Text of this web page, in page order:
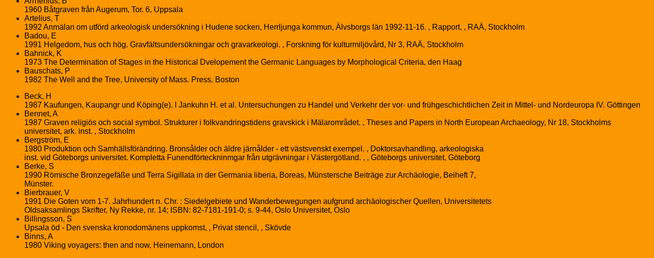
1960 Båtgraven från Augerum, Tor. 6, Uppsala
Artelius, T
1992 Anmälan om utförd arkeologisk undersökning i Hudene socken, Herrljunga kommun, Älvsborgs län 1992-11-16. , Rapport, , RAÄ, Stockholm
Badou, E
1991 Helgedom, hus och hög. Gravfältsundersökningar och gravarkeologi. , Forskning för kulturmiljövård, Nr 3, RAÄ, Stockholm
Bahnick, K
1973 The Determination of Stages in the Historical Dvelopement the Germanic Languages by Morphological Criteria, den Haag
Bauschats, P
1982 The Well and the Tree, University of Mass. Press, Boston
Beck, H
1987 Kaufungen, Kaupangr und Köping(e). I Jankuhn H. et al. Untersuchungen zu Handel und Verkehr der vor- und frühgeschichtlichen Zeit in Mittel- und Nordeuropa IV. Göttingen
Bennet, A
1987 Graven religiös och social symbol. Strukturer i folkvandringstidens gravskick i Mälarområdet. , Theses and Papers in North European Archaeology, Nr 18, Stockholms
universitet, ark. inst. , Stockholm
Bergström, E
1980 Produktion och Samhällsförändring. Bronsålder och äldre järnålder - ett västsvenskt exempel. , Doktorsavhandling, arkeologiska
inst. vid Göteborgs universitet. Kompletta Funendförteckninmgar från utgrävningar i Västergötland. , , Göteborgs universitet, Göteborg
Berke, S
1990 Römische Bronzegefäße und Terra Sigillata in der Germania liberia, Boreas, Münstersche Beiträge zur Archäologie, Beiheft 7,
Münster.
Bierbrauer, V
1991 Die Goten vom 1-7. Jahrhundert n. Chr. : Siedelgebiete und Wanderbewegungen aufgrund archäologischer Quellen, Universitetets
Oldsaksamlings Skrifter, Ny Rekke, nr. 14; ISBN: 82-7181-191-0; s. 9-44, Oslo Universitet, Oslo
Billingsson, S
Upsala öd - Den svenska kronodomänens uppkomst, , Privat stencil, , Skövde
Binns, A
1980 Viking voyagers: then and now, Heinemann, London